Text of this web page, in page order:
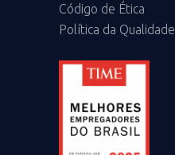
Código de Ética
Política da Qualidade